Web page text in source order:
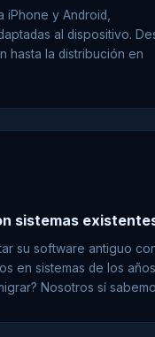
iPhone y Android,
al dispositivo.
hasta la distribución en
sistemas
su software antiguo
en sistemas de los
Nosotros sí